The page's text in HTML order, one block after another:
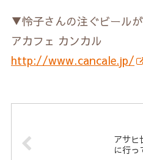
▼怜子さんの注ぐビール
アカフェ カンカル
http://www.cancale.jp/
アサヒ
に行っ